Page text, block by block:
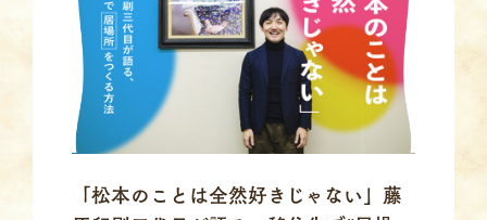
「松本のことは全然好きじゃない」藤